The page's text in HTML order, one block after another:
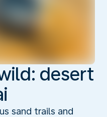
desert
sand trails and